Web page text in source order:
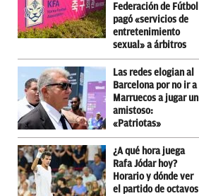
Federación de Fútbol
pagó «servicios de
entretenimiento
sexual» a árbitros
Las redes elogian al
Barcelona por no ir a
Marruecos a jugar un
amistoso:
«Patriotas»
¿A qué hora juega
Rafa Jódar hoy?
Horario y dónde ver
el partido de octavos